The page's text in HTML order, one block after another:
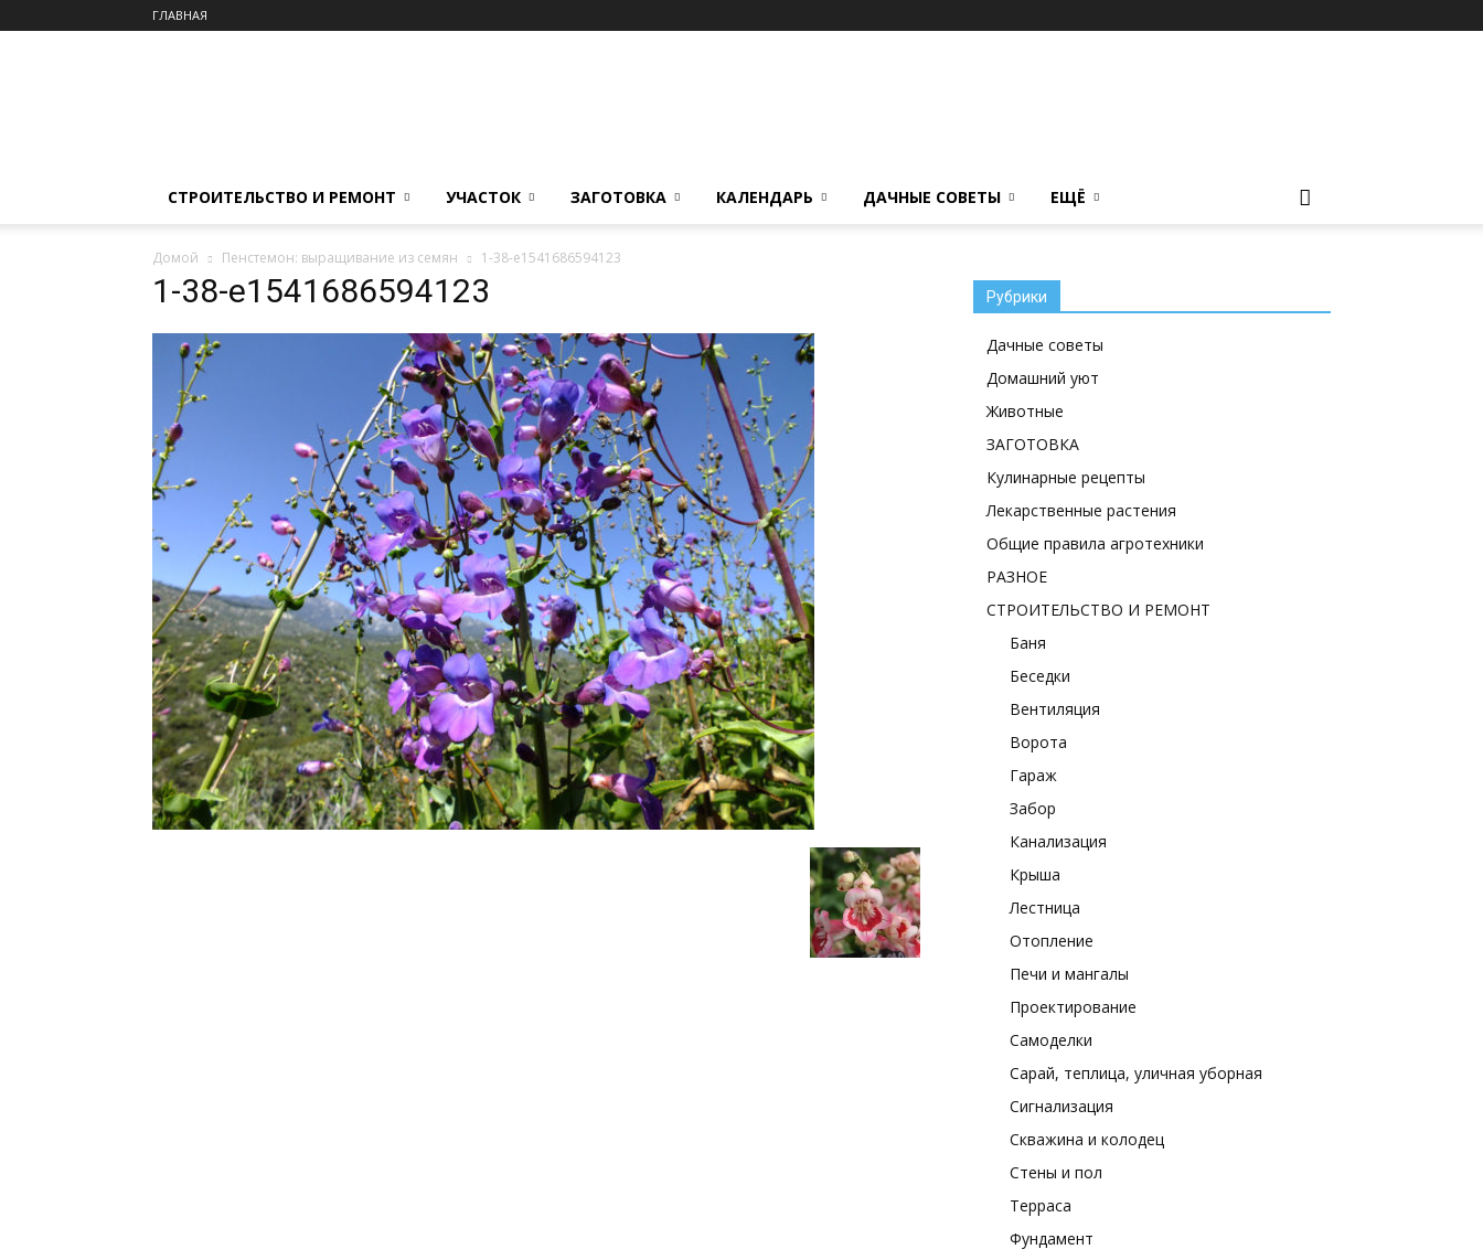
ГЛАВНАЯ
СТРОИТЕЛЬСТВО И РЕМОНТ УЧАСТОК ЗАГОТОВКА КАЛЕНДАРЬ ДАЧНЫЕ СОВЕТЫ ЕЩЁ
Домой Пенстемон: выращивание из семян 1-38-e1541686594123
1-38-e1541686594123 Рубрики
Дачные советы
Домашний уют
Животные
ЗАГОТОВКА
Кулинарные рецепты
Лекарственные растения
Общие правила агротехники
РАЗНОЕ
СТРОИТЕЛЬСТВО И РЕМОНТ
Баня
Беседки
Вентиляция
Ворота
Гараж
Забор
Канализация
Крыша
Лестница
Отопление
Печи и мангалы
Проектирование
Самоделки
Сарай, теплица, уличная уборная
Сигнализация
Скважина и колодец
Стены и пол
Терраса
Фундамент